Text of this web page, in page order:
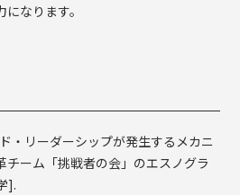
なります。
・リーダーシップが発生するメカニ
チーム「挑戦者の会」のエスノグラ
].